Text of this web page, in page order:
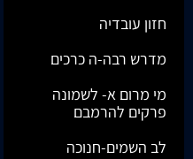
חזון עובדיה
מדרש רבה-ה כרכים
מי מרום א- לשמונה
פרקים להרמבם
לב השמים-חנוכה